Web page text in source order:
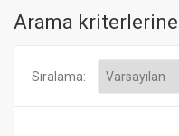
Arama
Sıralama: